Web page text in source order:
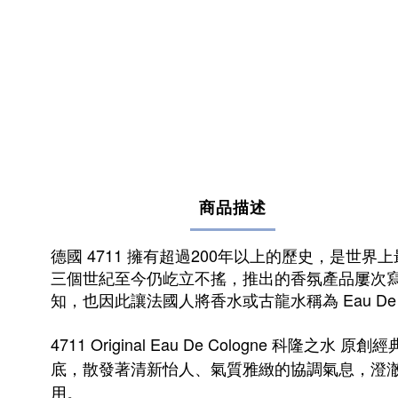
商品描述
德國 4711 擁有超過200年以上的歷史，是世界
三個世紀至今仍屹立不搖，推出的香氛產品屢
知，也因此讓法國人將香水或古龍水稱為 Eau
4711 Original Eau De Cologne 科隆之水 原創
底，散發著清新怡人、氣質雅緻的協調氣息，澄
用。